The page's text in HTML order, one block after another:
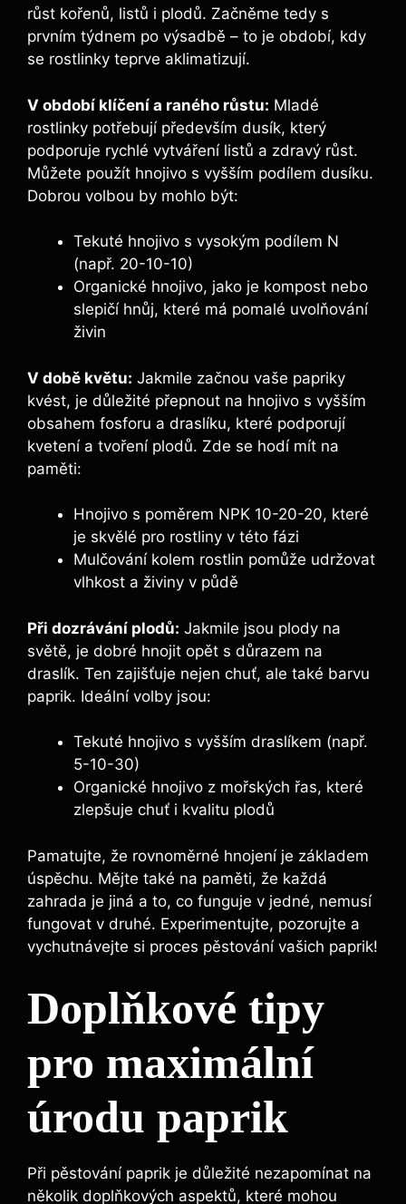
‍růst kořenů, listů i plodů. Začněme tedy s
prvním týdnem⁣ po ‍výsadbě – to je⁣ období, kdy
se rostlinky teprve aklimatizují.
V období klíčení a raného růstu: ‌Mladé ​
rostlinky potřebují ⁣především dusík, který
podporuje rychlé vytváření⁤ listů a zdravý růst.
Můžete použít hnojivo s vyšším‌ podílem dusíku.​
‌Dobrou volbou by‌ mohlo‌ být:
Tekuté hnojivo s⁤ vysokým podílem ⁣N
(např. 20-10-10)
Organické hnojivo, jako je kompost nebo
slepičí hnůj, které‌ má‍ pomalé uvolňování
živin
V době květu: Jakmile začnou ⁤vaše papriky​
kvést, je důležité přepnout na​ hnojivo s vyšším
obsahem fosforu a draslíku, které‌ podporují
kvetení a tvoření​ plodů. Zde‌ se hodí ⁢mít na
‍paměti:
Hnojivo s poměrem NPK ‍10-20-20, ​které
je skvělé pro⁢ rostliny v této fázi
Mulčování ⁢kolem rostlin pomůže udržovat
vlhkost a ‌živiny‌ v půdě
Při dozrávání plodů: Jakmile jsou plody ‌na
světě,⁢ je dobré hnojit opět‍ s⁢ důrazem na
⁢draslík. Ten zajišťuje nejen‍ chuť, ale ⁤také ⁤barvu
⁢paprik. Ideální volby ‌jsou:
Tekuté hnojivo ​s vyšším draslíkem (např.
⁢5-10-30)
Organické hnojivo z ⁢mořských ⁢řas, ⁤které
‌zlepšuje chuť⁢ i⁤ kvalitu plodů
Pamatujte,‌ že rovnoměrné hnojení je základem
úspěchu.‌ Mějte také⁤ na paměti, že každá
zahrada je jiná ⁤a⁣ to, co‍ funguje v‌ jedné, nemusí
fungovat v druhé. Experimentujte, pozorujte ‌a⁢
vychutnávejte si proces‌ pěstování vašich paprik!
Doplňkové ​tipy
pro ⁢maximální
⁢úrodu paprik
Při ⁤pěstování paprik je důležité‍ nezapomínat na
několik doplňkových aspektů,⁣ které mohou